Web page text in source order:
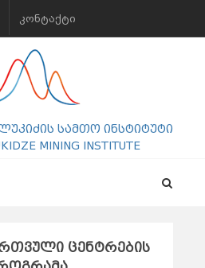
ᲙᲝᲜᲢᲐᲥᲢᲘ
სამთო ინსტიტუტი
MINING INSTITUTE
ცენტრების